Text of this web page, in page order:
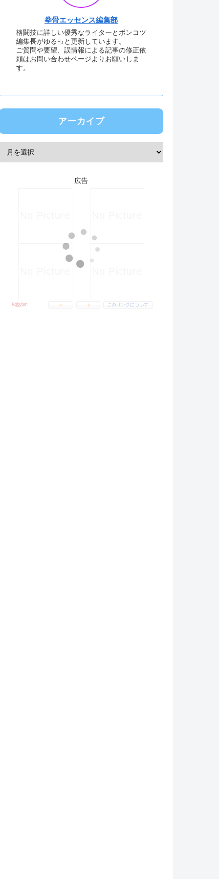
拳骨エッセンス編集部
格闘技に詳しい優秀なライターとポンコツ
編集長がゆるっと更新しています。
ご質問や要望、誤情報による記事の修正依
頼はお問い合わせページよりお願いしま
す。
アーカイブ
広告